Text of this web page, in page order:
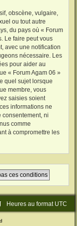
obscène, vulgaire,
ou tout autre
du pays où « Forum
Le faire peut vous
avec une notification
nécessaire. Les
pour aider au
« Forum Agam 06 »
quel sujet lorsque
membre, vous
saisies soient
informations ne
consentement, ni
comme
à compromettre les
Heures au format UTC